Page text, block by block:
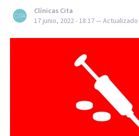
Clínicas Cita
17 junio, 2022 - 18:17— Actualizado